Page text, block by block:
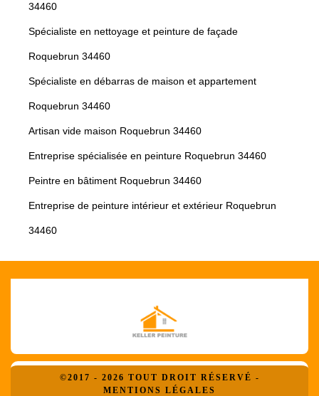
34460
Spécialiste en nettoyage et peinture de façade
Roquebrun 34460
Spécialiste en débarras de maison et appartement
Roquebrun 34460
Artisan vide maison Roquebrun 34460
Entreprise spécialisée en peinture Roquebrun 34460
Peintre en bâtiment Roquebrun 34460
Entreprise de peinture intérieur et extérieur Roquebrun
34460
©2017 - 2026 TOUT DROIT RÉSERVÉ -
MENTIONS LÉGALES